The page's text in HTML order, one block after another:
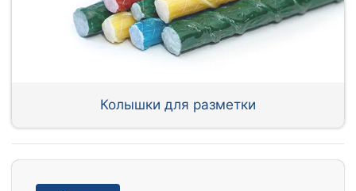
Колышки для разметки